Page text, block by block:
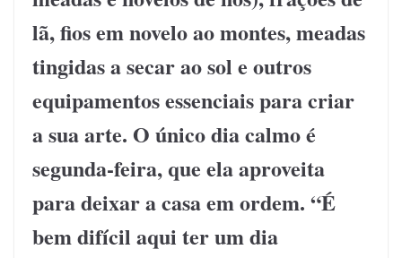
lã, fios em novelo ao montes, meadas
tingidas a secar ao sol e outros
equipamentos essenciais para criar
a sua arte. O único dia calmo é
segunda-feira, que ela aproveita
para deixar a casa em ordem. “É
bem difícil aqui ter um dia